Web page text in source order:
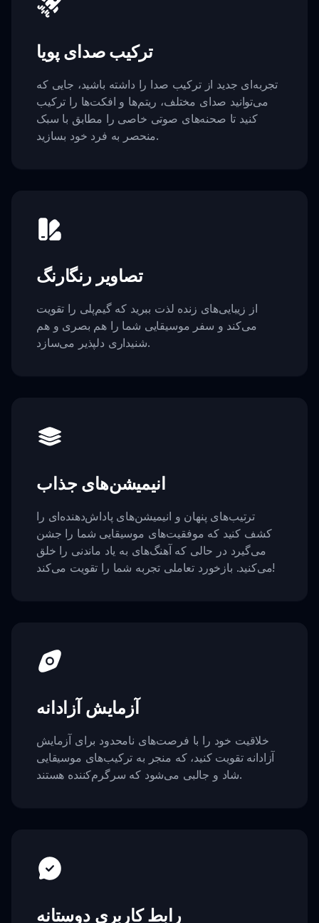
ترکیب صدای پویا
تجربه‌ای جدید از ترکیب صدا را داشته باشید، جایی که
می‌توانید صدای مختلف، ریتم‌ها و افکت‌ها را ترکیب
کنید تا صحنه‌های صوتی خاصی را مطابق با سبک
منحصر به فرد خود بسازید.
تصاویر رنگارنگ
از زیبایی‌های زنده لذت ببرید که گیم‌پلی را تقویت
می‌کند و سفر موسیقایی شما را هم بصری و هم
شنیداری دلپذیر می‌سازد.
انیمیشن‌های جذاب
ترتیب‌های پنهان و انیمیشن‌های پاداش‌دهنده‌ای را
کشف کنید که موفقیت‌های موسیقایی شما را جشن
می‌گیرد در حالی که آهنگ‌های به یاد ماندنی را خلق
می‌کنید. بازخورد تعاملی تجربه شما را تقویت می‌کند!
آزمایش آزادانه
خلاقیت خود را با فرصت‌های نامحدود برای آزمایش
آزادانه تقویت کنید، که منجر به ترکیب‌های موسیقایی
شاد و جالبی می‌شود که سرگرم‌کننده هستند.
رابط کاربری دوستانه